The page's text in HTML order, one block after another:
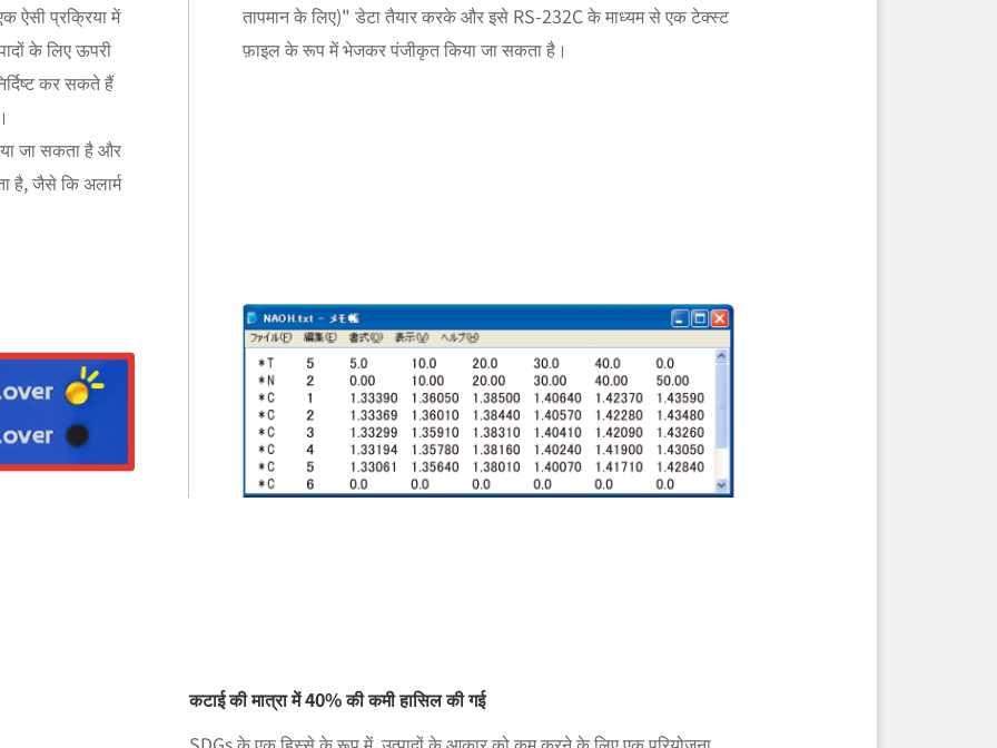
ऐसी प्रक्रिया में
के लिए ऊपरी
कर सकते हैं
जा सकता है और
है, जैसे कि अलार्म
तापमान के लिए)" डेटा तैयार करके और इसे RS-232C के माध्यम से एक टेक्स्ट
फ़ाइल के रूप में भेजकर पंजीकृत किया जा सकता है।
कटाई की मात्रा में 40% की कमी हासिल की गई